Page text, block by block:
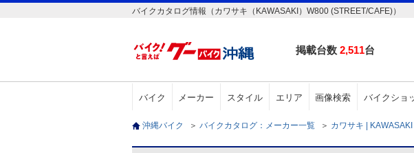
バイクカタログ情報（カワサキ（KAWASAKI）W800 (STREET/CAFE)）
掲載台数 2,511台
バイク メーカー スタイル エリア 画像検索 バイクショ
沖縄バイク ＞ バイクカタログ：メーカー一覧 ＞ カワサキ | KAWASAKI